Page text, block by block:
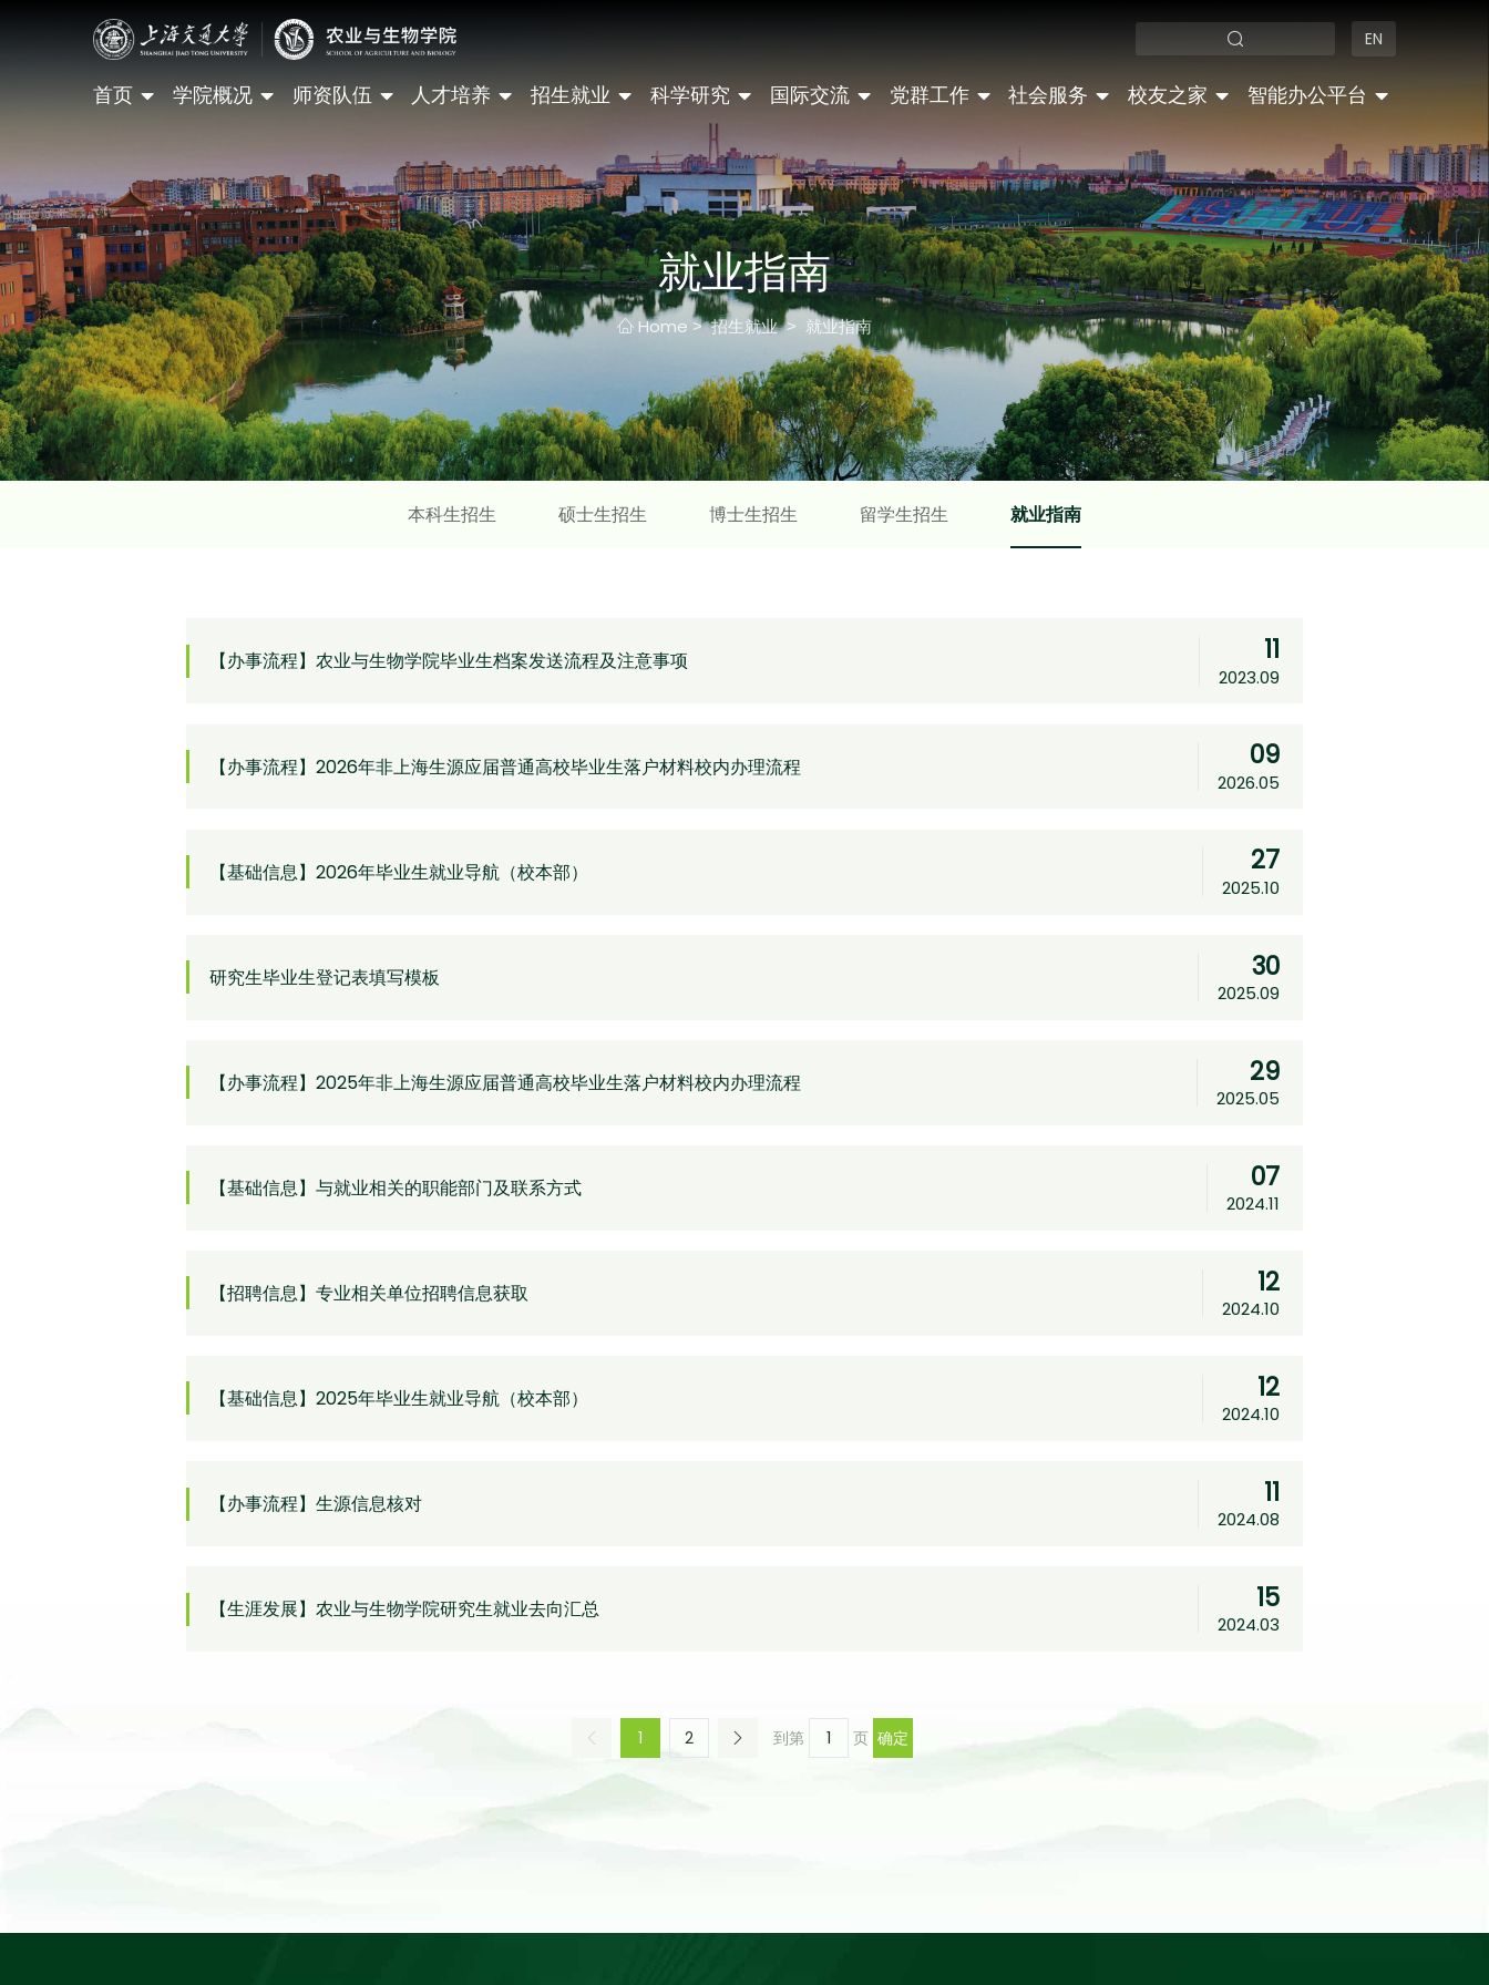
EN
首页 学院概况 师资队伍 人才培养 招生就业 科学研究 国际交流 党群工作 社会服务 校友之家 智能办公平台
就业指南
Home > 招生就业 > 就业指南
本科生招生 硕士生招生 博士生招生 留学生招生 就业指南
【办事流程】农业与生物学院毕业生档案发送流程及注意事项 11
2023.09
【办事流程】2026年非上海生源应届普通高校毕业生落户材料校内办理流程 09
2026.05
【基础信息】2026年毕业生就业导航（校本部） 27
2025.10
研究生毕业生登记表填写模板 30
2025.09
【办事流程】2025年非上海生源应届普通高校毕业生落户材料校内办理流程 29
2025.05
【基础信息】与就业相关的职能部门及联系方式 07
2024.11
【招聘信息】专业相关单位招聘信息获取 12
2024.10
【基础信息】2025年毕业生就业导航（校本部） 12
2024.10
【办事流程】生源信息核对 11
2024.08
【生涯发展】农业与生物学院研究生就业去向汇总 15
2024.03
1 2 到第 页 确定